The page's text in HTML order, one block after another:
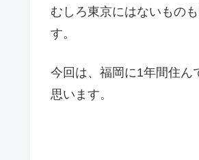
むしろ東京にはないもの
す。
今回は、福岡に1年間住ん
思います。